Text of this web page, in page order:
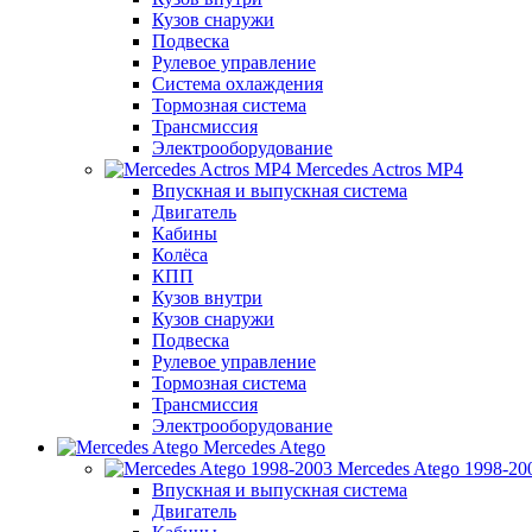
Кузов снаружи
Подвеска
Рулевое управление
Система охлаждения
Тормозная система
Трансмиссия
Электрооборудование
Mercedes Actros MP4
Впускная и выпускная система
Двигатель
Кабины
Колёса
КПП
Кузов внутри
Кузов снаружи
Подвеска
Рулевое управление
Тормозная система
Трансмиссия
Электрооборудование
Mercedes Atego
Mercedes Atego 1998-
Впускная и выпускная система
Двигатель